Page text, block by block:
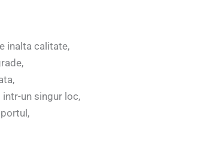
inalta calitate,
un singur loc,